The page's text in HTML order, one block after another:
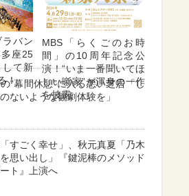
バン
座25
て新
！
MBS「らくごのお時
間」の10周年記念公
演！“いま一番聞いてほ
しい噺家”が渾身の一作
を披露
“幕間休憩”に入る悪い芝居「し
ないような観劇体験を」
すごく幸せ」、秋元真夏「乃木
思い出し」『鍵泥棒のメソッド
ト』上演へ